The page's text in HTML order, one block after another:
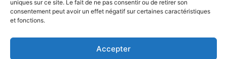
uniques sur ce site. Le fait de ne pas consentir ou de retirer son
consentement peut avoir un effet négatif sur certaines caractéristiques
et fonctions.
Accepter
LaMaisonDuDonut
LaBelleBiere